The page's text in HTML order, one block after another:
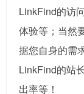
LinkFind的访
体验等；当然
据您自身的需
LinkFind的站
出率等！